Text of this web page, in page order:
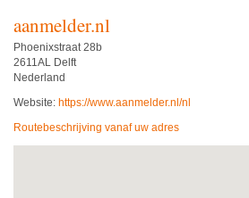
aanmelder.nl
Phoenixstraat 28b
2611AL Delft
Nederland
Website: https://www.aanmelder.nl/nl
Routebeschrijving vanaf uw adres